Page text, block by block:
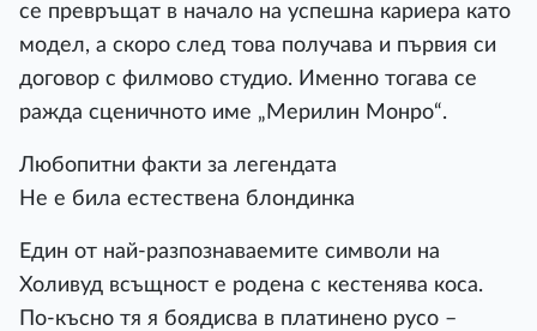
се превръщат в начало на успешна кариера като
модел, а скоро след това получава и първия си
договор с филмово студио. Именно тогава се
ражда сценичното име „Мерилин Монро“.
Любопитни факти за легендата
Не е била естествена блондинка
Един от най-разпознаваемите символи на
Холивуд всъщност е родена с кестенява коса.
По-късно тя я боядисва в платинено русо –